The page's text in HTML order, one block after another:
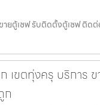
ายตู้เซฟ รับติดตั้งตู้เซฟ ติ
เขตทุ่งครุ บริการ
ก